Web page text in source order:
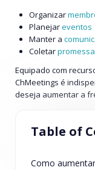
Organizar
Planejareventos
Manter a
Coletar
Equipado com
ChMeetings é
deseja aumentar a
Table of
Como